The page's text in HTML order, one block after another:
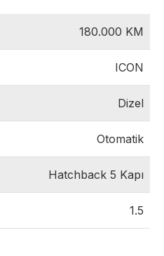
180.000 KM
ICON
Dizel
Otomatik
Hatchback 5 Kapı
1.5